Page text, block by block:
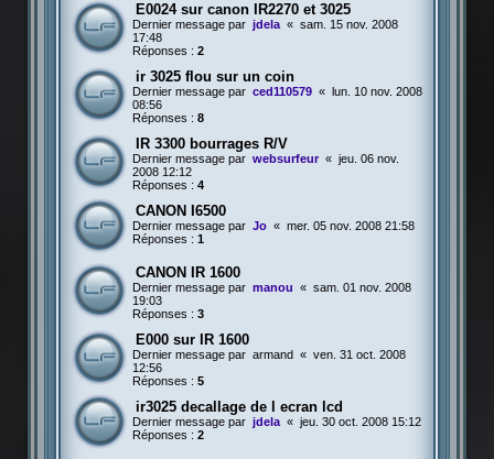
E0024 sur canon IR2270 et 3025
Dernier message par jdela « sam. 15 nov. 2008
17:48
Réponses : 2
ir 3025 flou sur un coin
Dernier message par ced110579 «
lun. 10 nov. 2008
08:56
Réponses : 8
IR 3300 bourrages R/V
Dernier message par websurfeur « jeu. 06 nov.
2008 12:12
Réponses : 4
CANON I6500
Dernier message par Jo « mer. 05 nov. 2008 21:58
Réponses : 1
CANON IR 1600
Dernier message par manou « sam. 01 nov. 2008
19:03
Réponses : 3
E000 sur IR 1600
Dernier message par armand « ven. 31 oct. 2008
12:56
Réponses : 5
ir3025 decallage de l ecran lcd
Dernier message par jdela « jeu. 30 oct. 2008 15:12
Réponses : 2